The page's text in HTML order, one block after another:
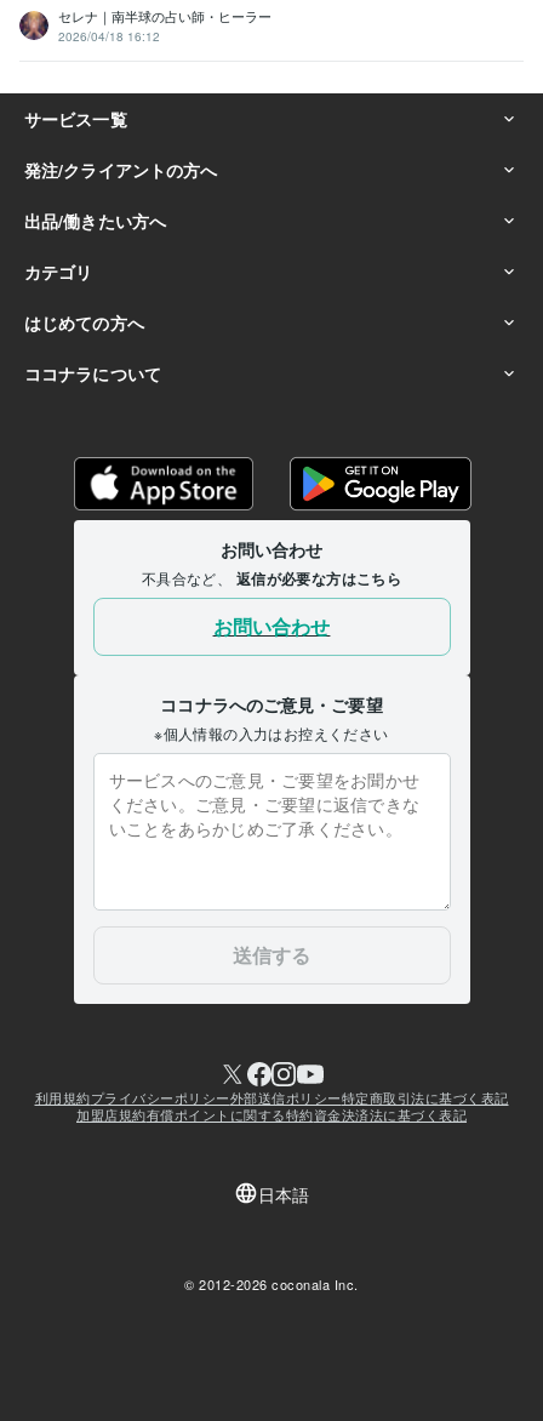
セレナ｜南半球の占い師・ヒーラー
2026/04/18 16:12